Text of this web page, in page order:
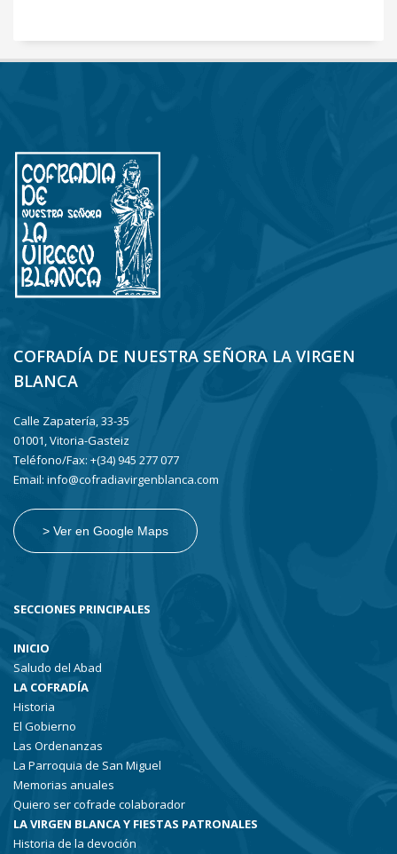
COFRADÍA DE NUESTRA SEÑORA LA VIRGEN
BLANCA
Calle Zapatería, 33-35
01001, Vitoria-Gasteiz
Teléfono/Fax: +(34) 945 277 077
Email: info@cofradiavirgenblanca.com
> Ver en Google Maps
SECCIONES PRINCIPALES
INICIO
Saludo del Abad
LA COFRADÍA
Historia
El Gobierno
Las Ordenanzas
La Parroquia de San Miguel
Memorias anuales
Quiero ser cofrade colaborador
LA VIRGEN BLANCA Y FIESTAS PATRONALES
Historia de la devoción